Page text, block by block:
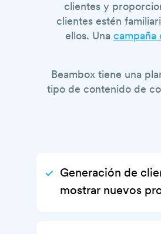
clientes y
clientes estén
ellos. Una campaña
Beambox tiene una
tipo de contenido de
Generación de
mostrar nuevos